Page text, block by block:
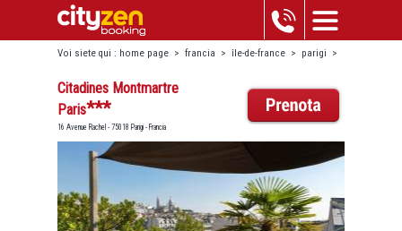
Voi siete qui : home page > francia > île-de-france > parigi >
montmartre-pigalle citadines montmartre paris
Citadines Montmartre
Paris***
16 Avenue Rachel - 75018 Parigi - Francia